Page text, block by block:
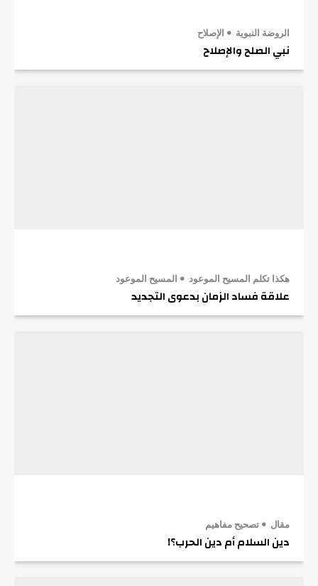
الروضة النبوية الإصلاح
نبي الصلح والإصلاح
هكذا تكلم المسيح الموعود المسيح الموعود
علاقة فساد الزمان بدعوى التجديد
مقال تصحيح مفاهيم
دين السلام أم دين الحرب؟!